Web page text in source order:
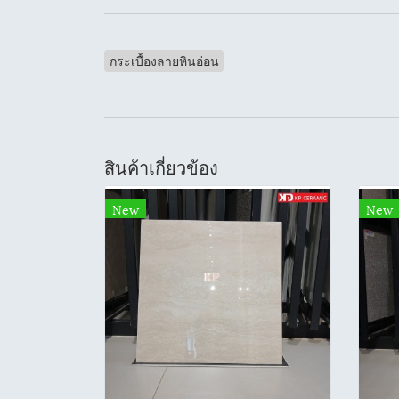
กระเบื้องลายหินอ่อน
สินค้าเกี่ยวข้อง
New New